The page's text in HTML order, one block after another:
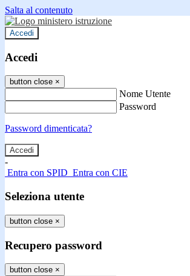
Salta al contenuto
Accedi
Accedi
button close ×
Nome Utente
Password
Password dimenticata?
-
Entra con SPID Entra con CIE
Seleziona utente
button close ×
Recupero password
button close ×